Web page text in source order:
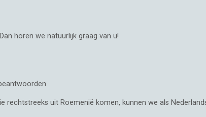
horen we natuurlijk graag van u!
rechtstreeks uit Roemenië komen, kunnen we als